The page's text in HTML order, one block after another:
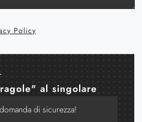
Policy
al singolare